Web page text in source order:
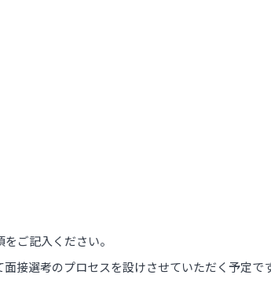
ご記入ください。
接選考のプロセスを設けさせていただく予定です